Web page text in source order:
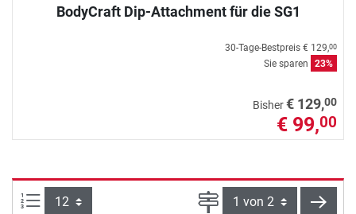
BodyCraft Dip-Attachment für die SG1
30-Tage-Bestpreis € 129,00
Sie sparen 23%
Bisher€ 129,00
€ 99,00
Artikel pro Seite: Seite